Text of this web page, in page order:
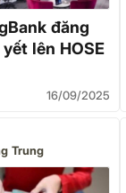
đăng
lên HOSE
16/09/2025
Trung